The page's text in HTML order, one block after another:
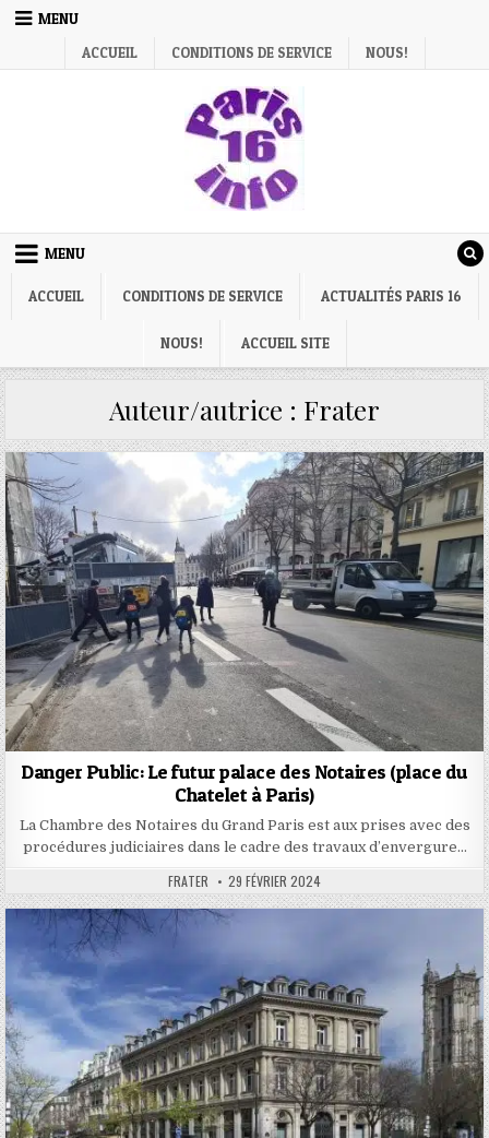
Skip
MENU
ACCUEIL
CONDITIONS DE SERVICE NOUS!
MENU
ACCUEIL CONDITIONS DE SERVICE ACTUALITÉS PARIS 16
NOUS! ACCUEIL SITE
Auteur/autrice : Frater
Danger Public: Le futur palace des Notaires (place du
Chatelet à Paris)
La Chambre des Notaires du Grand Paris est aux prises avec des
procédures judiciaires dans le cadre des travaux d’envergure…
AUTHOR:
FRATER PUBLISHED
DATE:
29 FÉVRIER 2024